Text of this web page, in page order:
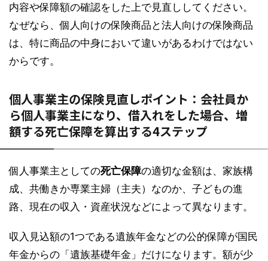
内容や保障額の確認をした上で見直ししてください。
なぜなら、個人向けの保険商品と法人向けの保険商品
は、特に商品の中身において違いがあるわけではない
からです。
個人事業主の保険見直しポイント：会社員か
ら個人事業主になり、借入れをした場合、増
額する死亡保障を算出する4ステップ
個人事業主としての死亡保障の適切な金額は、家族構
成、共働きか専業主婦（主夫）なのか、子どもの進
路、現在の収入・資産状況などによって異なります。
収入見込額の1つである遺族年金などの公的保障が国民
年金からの「遺族基礎年金」だけになります。額が少